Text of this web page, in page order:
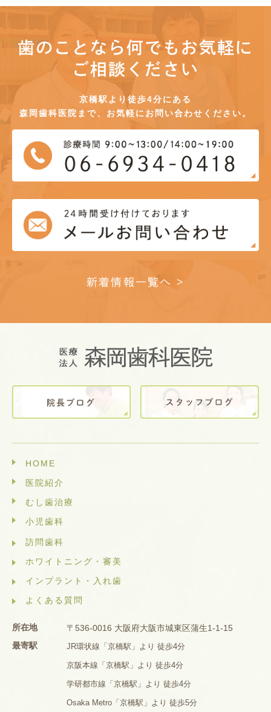
歯のことなら何でもお気軽に
ご相談ください
京橋駅より徒歩4分にある
森岡歯科医院まで、お気軽にお問い合わせください。
新着情報一覧へ >
HOME
医院紹介
むし歯治療
小児歯科
訪問歯科
ホワイトニング・審美
インプラント・入れ歯
よくある質問
所在地
〒536-0016 大阪府大阪市城東区蒲生1-1-15
最寄駅
JR環状線「京橋駅」より 徒歩4分
京阪本線「京橋駅」より 徒歩4分
学研都市線「京橋駅」より 徒歩4分
Osaka Metro「京橋駅」より 徒歩5分